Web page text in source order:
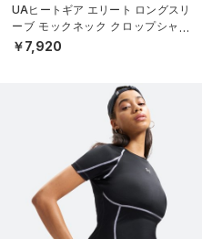
UAヒートギア エリート ロングスリ
ーブ モックネック クロップシャツ
（トレーニング/WOMEN）
￥7,920